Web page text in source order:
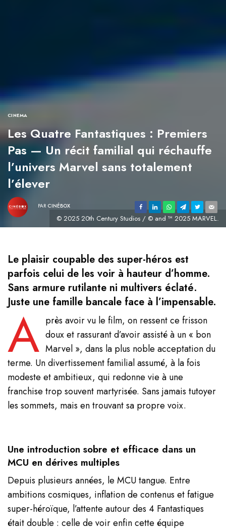
CINEMA
Les Quatre Fantastiques : Premiers
Pas — Un récit familial qui réchauffe
l’univers Marvel sans totalement
l’élever
PAR CINÉBOX
© 2025 20th Century Studios / © and ™ 2025 MARVEL.
Le plaisir coupable des super-héros est
parfois celui de les voir à hauteur d’homme.
Sans armure rutilante ni multivers éclaté.
Juste une famille bancale face à l’impensable.
A près avoir vu le film, on ressent ce frisson
doux et rassurant d’avoir assisté à un « bon
Marvel », dans la plus noble acceptation du
terme. Un divertissement familial assumé, à la fois
modeste et ambitieux, qui redonne vie à une
franchise trop souvent martyrisée. Sans jamais tutoyer
les sommets, mais en trouvant sa propre voix.
Une introduction sobre et efficace dans un
MCU en dérives multiples
Depuis plusieurs années, le MCU tangue. Entre
ambitions cosmiques, inflation de contenus et fatigue
super-héroïque, l’attente autour des 4 Fantastiques
était double : celle de voir enfin cette équipe